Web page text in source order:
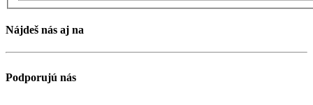
Nájdeš nás aj na
Podporujú nás